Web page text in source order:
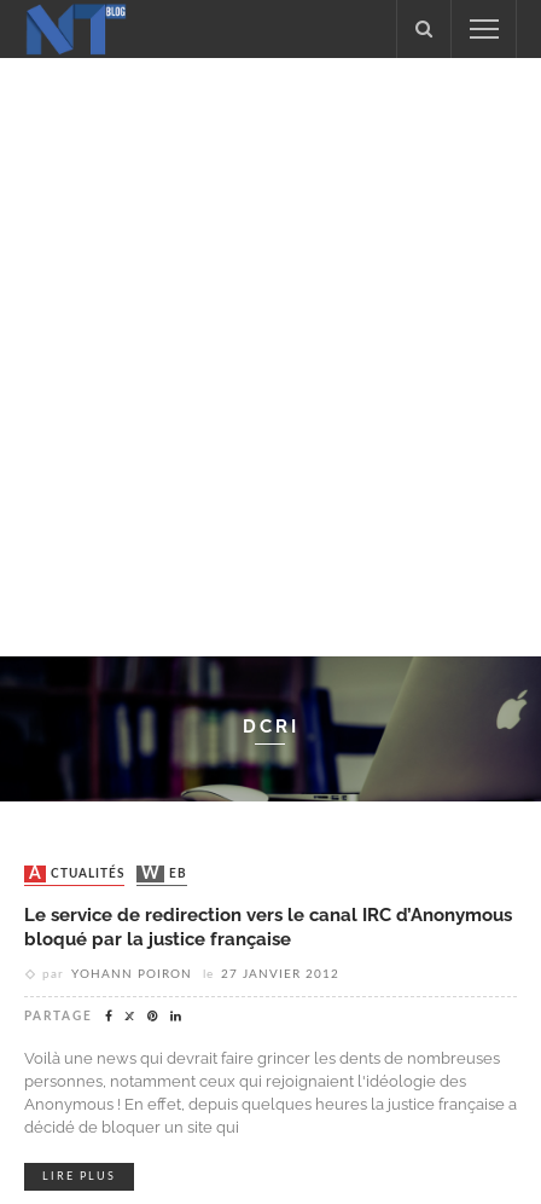
DCRI
ACTUALITÉS WEB
Le service de redirection vers le canal IRC d’Anonymous
bloqué par la justice française
par YOHANN POIRON le 27 JANVIER 2012
PARTAGE
Voilà une news qui devrait faire grincer les dents de nombreuses
personnes, notamment ceux qui rejoignaient l'idéologie des
Anonymous ! En effet, depuis quelques heures la justice française a
décidé de bloquer un site qui
LIRE PLUS